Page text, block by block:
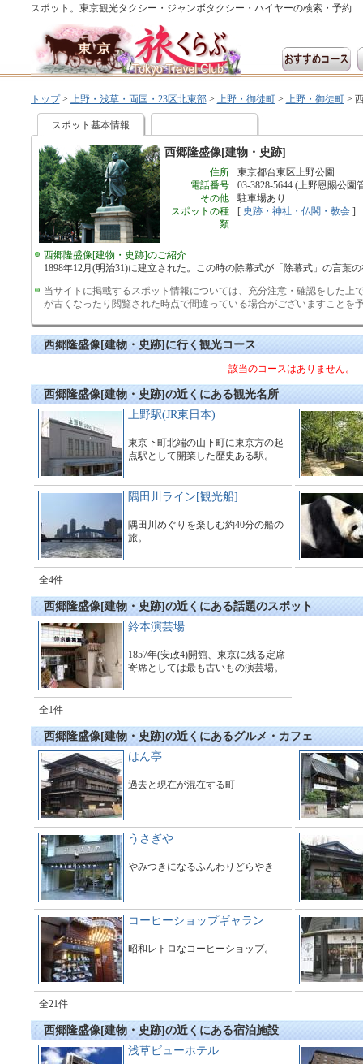
スポット。東京観光タクシー・ジャンボタクシー・ハイヤーの検索・予約
トップ> 上野・浅草・両国・23区北東部> 上野・御徒町> 上野・御徒町>
スポット基本情報
西郷隆盛像[建物・史跡]
住所
東京都台東区上野公園
電話番号
03-3828-5644 (上野恩賜公園
その他
駐車場あり
スポットの種
類
[ 史跡・神社・仏閣・教会]
西郷隆盛像[建物・史跡]のご紹介
1898年12月(明治31)に建立された。この時の除幕式が「除幕式」の言葉
当サイトに掲載するスポット情報については、充分注意・確認をした上
が古くなったり閲覧された時点で間違っている場合がございますことを
西郷隆盛像[建物・史跡]に行く観光コース
該当のコースはありません。
西郷隆盛像[建物・史跡]の近くにある観光名所
上野駅(JR東日本)
東京下町北端の山下町に東京方の起
点駅として開業した歴史ある駅。
隅田川ライン[観光船]
隅田川めぐりを楽しむ約40分の船の
旅。
全4件
西郷隆盛像[建物・史跡]の近くにある話題のスポット
鈴本演芸場
1857年(安政4)開館、東京に残る定席
寄席としては最も古いもの演芸場。
全1件
西郷隆盛像[建物・史跡]の近くにあるグルメ・カフェ
はん亭
過去と現在が混在する町
うさぎや
やみつきになるふんわりどらやき
コーヒーショップギャラン
昭和レトロなコーヒーショップ。
全21件
西郷隆盛像[建物・史跡]の近くにある宿泊施設
浅草ビューホテル